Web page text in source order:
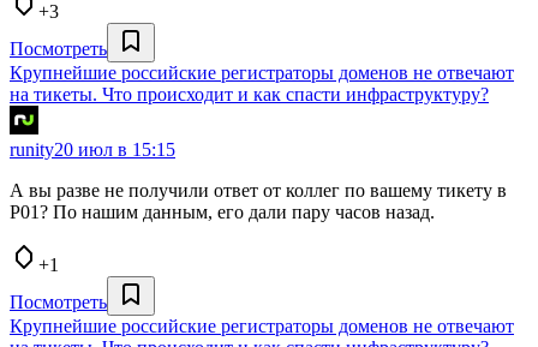
+3
Посмотреть
Крупнейшие российские регистраторы доменов не отвечают
на тикеты. Что происходит и как спасти инфраструктуру?
runity20 июл в 15:15
А вы разве не получили ответ от коллег по вашему тикету в
Р01? По нашим данным, его дали пару часов назад.
+1
Посмотреть
Крупнейшие российские регистраторы доменов не отвечают